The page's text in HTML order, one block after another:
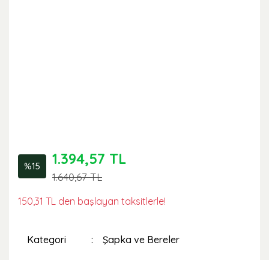
%15 1.394,57 TL
1.640,67 TL
150,31 TL den başlayan taksitlerle!
Kategori Şapka ve Bereler